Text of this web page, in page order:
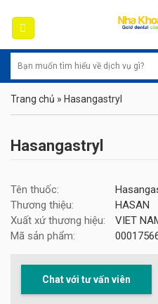
content
Trang chủ » Hasangastryl
Hasangastryl
Tên thuốc:
Thương thiệu:
HASAN
Xuất xứ thương hiệu:
VIET
Mã sản phẩm:
Chat với tư vấn viên